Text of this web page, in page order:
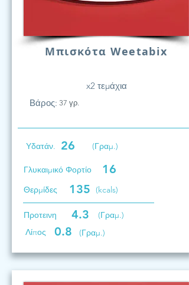
Μπισκότα Weetabix
x2 τεμάχια
Βάρος: 37 γρ.
Υδατάν. 26 (Γραμ.)
Γλυκαιμικό Φορτίο 16
Θερμίδες 135 (kcals)
Προτεινη 4.3
(Γραμ.)
Λίπος
0.8 (Γραμ.)